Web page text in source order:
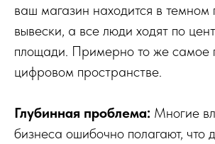
ваш магазин находится в темном
вывески, а все люди ходят по
площади. Примерно то же самое
цифровом пространстве.
Глубинная проблема: Многие
бизнеса ошибочно полагают, что